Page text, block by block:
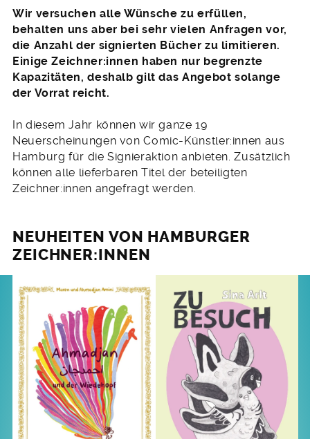
Wir versuchen alle Wünsche zu erfüllen,
behalten uns aber bei sehr vielen Anfragen vor,
die Anzahl der signierten Bücher zu limitieren.
Einige Zeichner:innen haben nur begrenzte
Kapazitäten, deshalb gilt das Angebot solange
der Vorrat reicht.
In diesem Jahr können wir ganze 19
Neuerscheinungen von Comic-Künstler:innen aus
Hamburg für die Signieraktion anbieten. Zusätzlich
können alle lieferbaren Titel der beteiligten
Zeichner:innen angefragt werden.
NEUHEITEN VON HAMBURGER
ZEICHNER:INNEN